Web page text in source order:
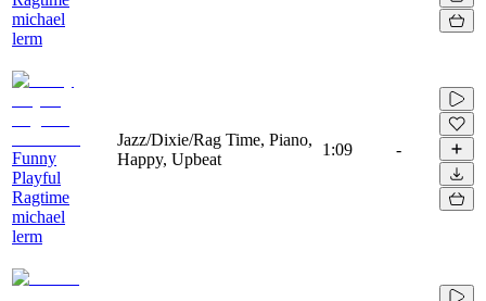
michael
lerm
Funny
Playful
Ragtime
michael
lerm
Jazz/Dixie/Rag Time, Piano,
Happy, Upbeat
1:09 -